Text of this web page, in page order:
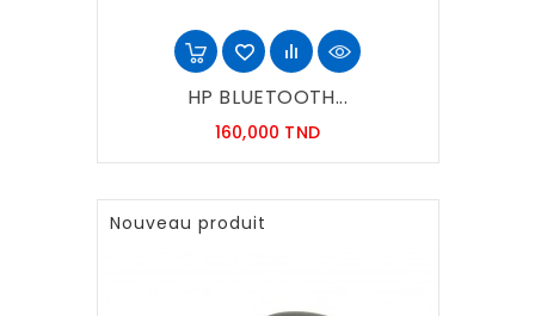
HP BLUETOOTH...
160,000 TNDPrix
Nouveau produit